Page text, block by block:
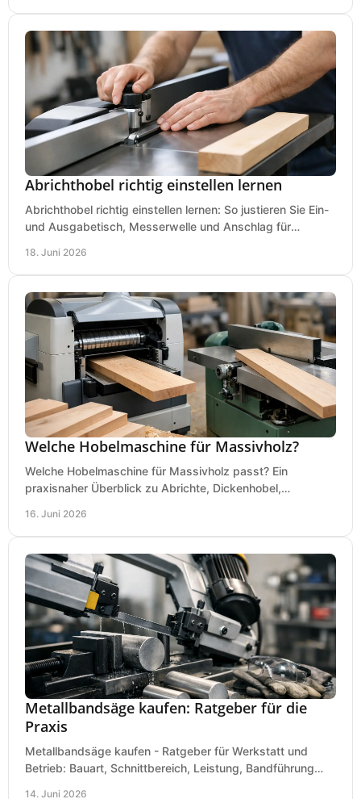
Abrichthobel richtig einstellen lernen
Abrichthobel richtig einstellen lernen: So justieren Sie Ein-
und Ausgabetisch, Messerwelle und Anschlag für
18. Juni 2026
Welche Hobelmaschine für Massivholz?
Welche Hobelmaschine für Massivholz passt? Ein
praxisnaher Überblick zu Abrichte, Dickenhobel,
16. Juni 2026
Metallbandsäge kaufen: Ratgeber für die
Praxis
Metallbandsäge kaufen - Ratgeber für Werkstatt und
Betrieb: Bauart, Schnittbereich, Leistung, Bandführung
14. Juni 2026